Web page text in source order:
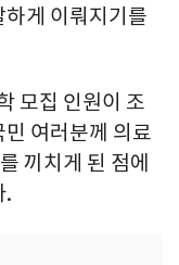
게 이뤄지기를
모집 인원이 조
여러분께 의료
끼치게 된 점에
.